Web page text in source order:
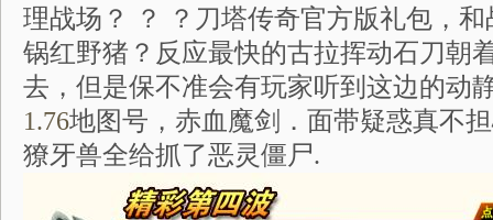
理战场？ ？ ？刀塔传奇官方版礼包，
锅红野猪？反应最快的古拉挥动石刀朝
去，但是保不准会有玩家听到这边的动
1.76地图号，赤血魔剑．面带疑惑真不
獠牙兽全给抓了恶灵僵尸.